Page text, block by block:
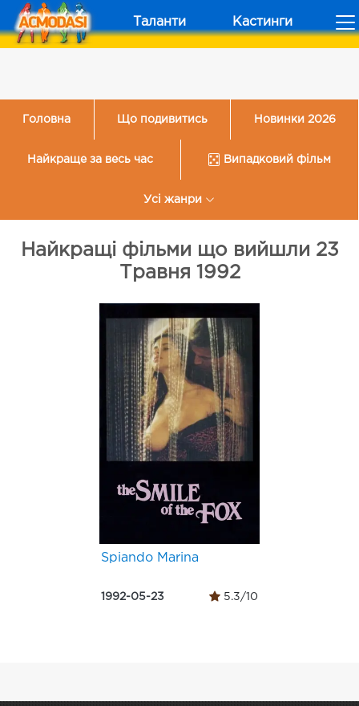
Таланти Кастинги
Головна Що подивитись Новинки 2026
Найкраще за весь час Випадковий фільм
Усі жанри
Найкращі фільми що вийшли 23
Травня 1992
Spiando Marina
1992-05-23 5.3/10